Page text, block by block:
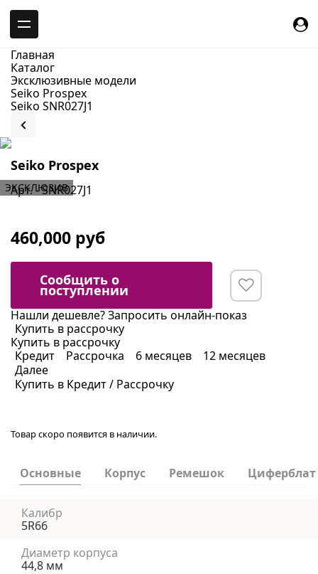
Главная
Каталог
Эксклюзивные модели
Seiko Prospex
Seiko SNR027J1
ЭКСКЛЮЗИВ
Seiko Prospex
Арт. - SNR027J1
460,000 руб
Сообщить о
поступлении
Нашли дешевле?Запросить онлайн-показ
Купить в рассрочку
Купить в рассрочку
Кредит
Рассрочка 6 месяцев
12 месяцев
Далее
Купить в Кредит / Рассрочку
Товар скоро появится в наличии.
Основные Корпус Ремешок Циферблат
Калибр
5R66
Диаметр корпуса
44,8 мм